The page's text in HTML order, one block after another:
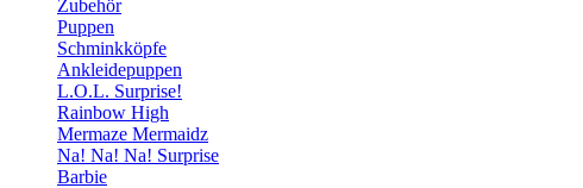
Zubehör
Puppen
Schminkköpfe
Ankleidepuppen
L.O.L. Surprise!
Rainbow High
Mermaze Mermaidz
Na! Na! Na! Surprise
Barbie